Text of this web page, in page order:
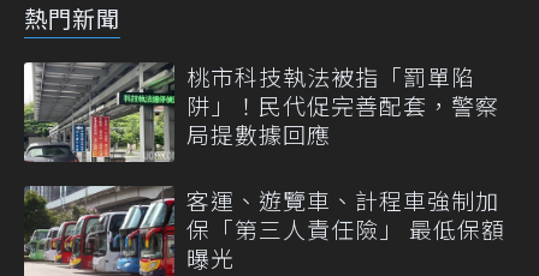
熱門新聞
桃市科技執法被指「罰單陷
阱」！民代促完善配套，警察
局提數據回應
客運、遊覽車、計程車強制加
保「第三人責任險」 最低保額
曝光